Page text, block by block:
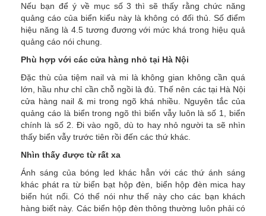
Nếu bạn để ý về mục số 3 thì sẽ thấy rằng chức năng
quảng cáo của biển kiểu này là không có đối thủ. Số điểm
hiệu năng là 4.5 tương đương với mức khá trong hiệu quả
quảng cáo nói chung.
Phù hợp với các cửa hàng nhỏ tại Hà Nội
Đặc thù của tiệm nail và mi là không gian không cần quá
lớn, hầu như chỉ cần chỗ ngồi là đủ. Thế nên các tại Hà Nội
cửa hàng nail & mi trong ngõ khá nhiều. Nguyên tắc của
quảng cáo là biển trong ngõ thì biển vẫy luôn là số 1, biển
chính là số 2. Đi vào ngõ, dù to hay nhỏ người ta sẽ nhìn
thấy biển vẫy trước tiên rồi đến các thứ khác.
Nhìn thấy được từ rất xa
Ánh sáng của bóng led khác hẳn với các thứ ánh sáng
khác phát ra từ biển bạt hộp đèn, biển hộp đèn mica hay
biển hút nổi. Có thể nói như thế này cho các bạn khách
hàng biết này. Các biển hộp đèn thông thường luôn phải có